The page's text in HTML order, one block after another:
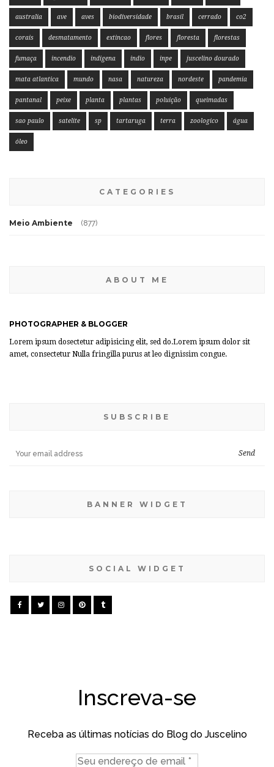
australia ave aves biodiversidade brasil cerrado co2
corais desmatamento extincao flores floresta florestas
fumaça incendio indigena indio inpe juscelino dourado
mata atlantica mundo nasa natureza nordeste pandemia
pantanal peixe planta plantas poluição queimadas
sao paulo satelite sp tartaruga terra zoologico água
óleo
CATEGORIES
Meio Ambiente (877)
ABOUT ME
PHOTOGRAPHER & BLOGGER
Lorem ipsum dosectetur adipisicing elit, sed do.Lorem ipsum dolor sit
amet, consectetur Nulla fringilla purus at leo dignissim congue.
SUBSCRIBE
BANNER WIDGET
SOCIAL WIDGET
Inscreva-se
Receba as últimas notícias do Blog do Juscelino